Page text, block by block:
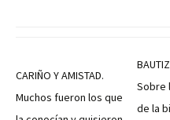
CARIÑO Y AMISTAD.
Muchos fueron los que
Sobre
de la